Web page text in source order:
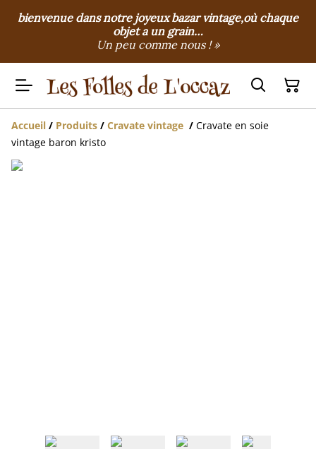
bienvenue dans notre joyeux bazar vintage,où chaque
objet a un grain…
Un peu comme nous ! »
Accueil / Produits / Cravate vintage / Cravate en soie
vintage baron kristo